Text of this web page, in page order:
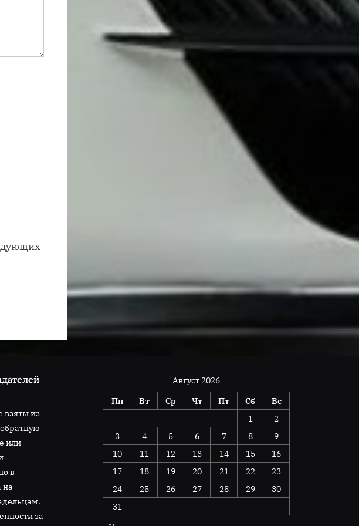
взяты из
или
в
на
за
Август 2026
Пн
Вт Ср Чт Пт Сб
Вс
1
2
3
4 5 6 7 8
9
10
11 12 13 14 15
16
17
18 19 20 21 22
23
24
25 26 27 28 29
30
31